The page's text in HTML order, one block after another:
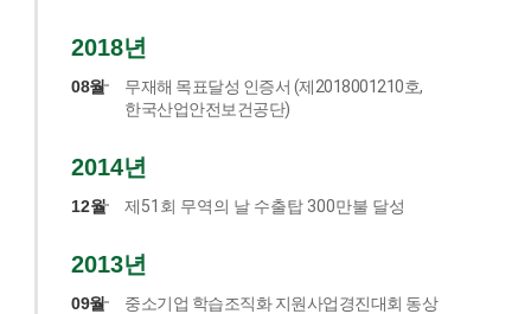
2018년
08월
무재해 목표달성 인증서 (제2018001210호,
한국산업안전보건공단)
2014년
12월 제51회 무역의 날 수출탑 300만불 달성
2013년
09월
중소기업 학습조직화 지원사업경진대회 동상